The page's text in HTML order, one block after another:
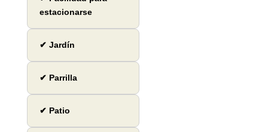
estacionarse
✔ Jardín
✔ Parrilla
✔ Patio